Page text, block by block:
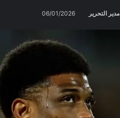
مدير التحرير 06/01/2026